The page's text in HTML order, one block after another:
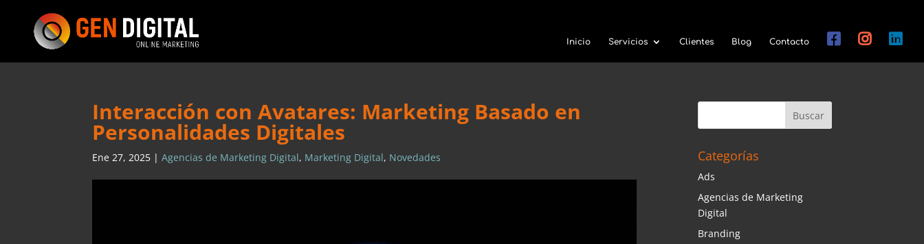
Inicio Servicios Clientes Blog Contacto
Interacción con Avatares: Marketing Basado en
Personalidades Digitales
Ene 27, 2025 |Agencias de Marketing Digital, Marketing Digital, Novedades Categorías
Ads
Agencias de Marketing
Digital
Branding